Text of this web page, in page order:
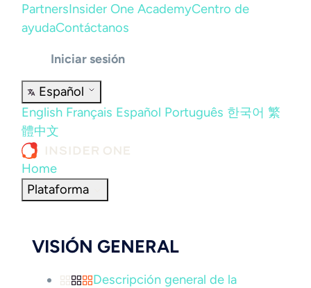
PartnersInsider One AcademyCentro de
ayudaContáctanos
Iniciar sesión
Español
English Français Español Português 한국어 繁
體中文
Home
Plataforma
VISIÓN GENERAL
Descripción general de la